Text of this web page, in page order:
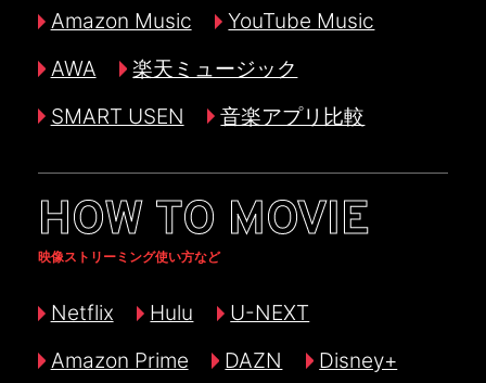
Amazon Music
YouTube Music
AWA
楽天ミュージック
SMART USEN
音楽アプリ比較
HOW TO MOVIE
映像ストリーミング使い方など
Netflix Hulu
U-NEXT
Amazon Prime
DAZN
Disney+